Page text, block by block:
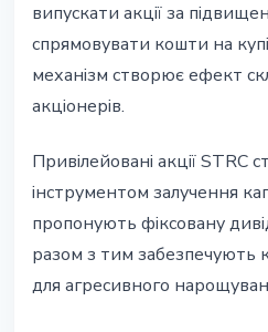
випускати акції за
спрямовувати кошти на
механізм створює ефект
акціонерів.
Привілейовані акції STRC
інструментом залучення
пропонують фіксовану
разом з тим забезпечують
для агресивного